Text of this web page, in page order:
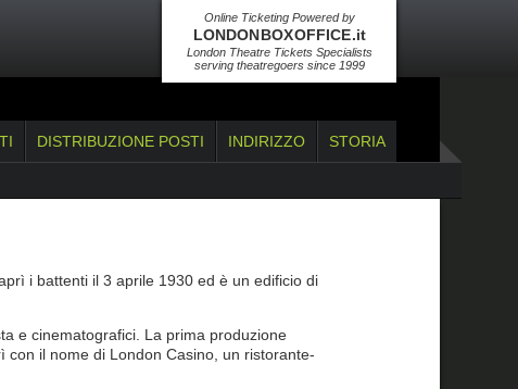
Online Ticketing Powered by
LONDON BOX OFFICE .it
London Theatre Tickets Specialists
serving theatregoers since 1999
DISTRIBUZIONE POSTI INDIRIZZO STORIA
i battenti il 3 aprile 1930 ed è un edificio di
e cinematografici. La prima produzione
con il nome di London Casino, un ristorante-